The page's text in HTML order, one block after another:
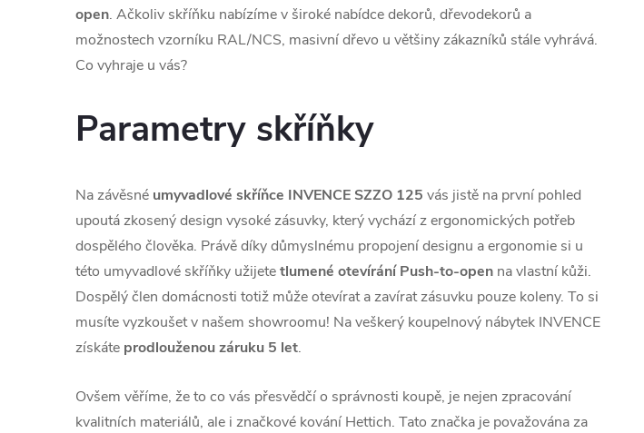
open. Ačkoliv skříňku nabízíme v široké nabídce dekorů, dřevodekorů a
možnostech vzorníku RAL/NCS, masivní dřevo u většiny zákazníků stále vyhrává.
Co vyhraje u vás?
Parametry skříňky
Na závěsné umyvadlové skříňce INVENCE SZZO 125 vás jistě na první pohled
upoutá zkosený design vysoké zásuvky, který vychází z ergonomických potřeb
dospělého člověka. Právě díky důmyslnému propojení designu a ergonomie si u
této umyvadlové skříňky užijetetlumené otevírání Push-to-open na vlastní kůži.
Dospělý člen domácnosti totiž může otevírat a zavírat zásuvku pouze koleny. To si
musíte vyzkoušet v našem showroomu! Na veškerý koupelnový nábytek INVENCE
získáte prodlouženou záruku 5 let.
Ovšem věříme, že to co vás přesvědčí o správnosti koupě, je nejen zpracování
kvalitních materiálů, ale i značkové kování Hettich. Tato značka je považována za